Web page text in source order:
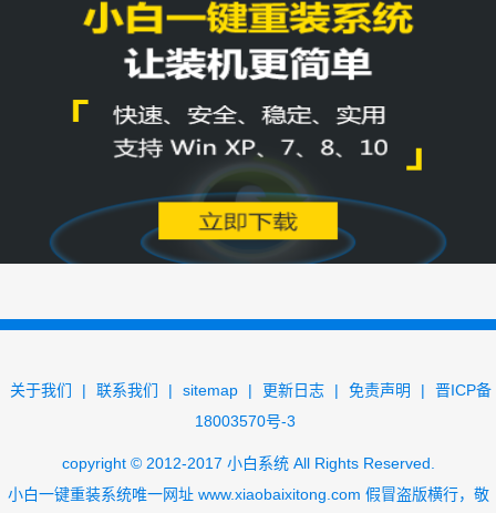
关于我们 | 联系我们 | sitemap | 更新日志 | 免责声明 |
晋ICP备
18003570号-3
copyright ©2012-2017 小白系统All Rights Reserved.
小白一键重装系统唯一网址 www.xiaobaixitong.com 假冒盗版横行，敬